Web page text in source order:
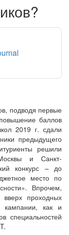
подводя первые
баллов
2019 г. сдали
предыдущего
решили
и Санкт-
конкурс – до
место по
Впрочем,
проходных
кампании, как и
специальностей